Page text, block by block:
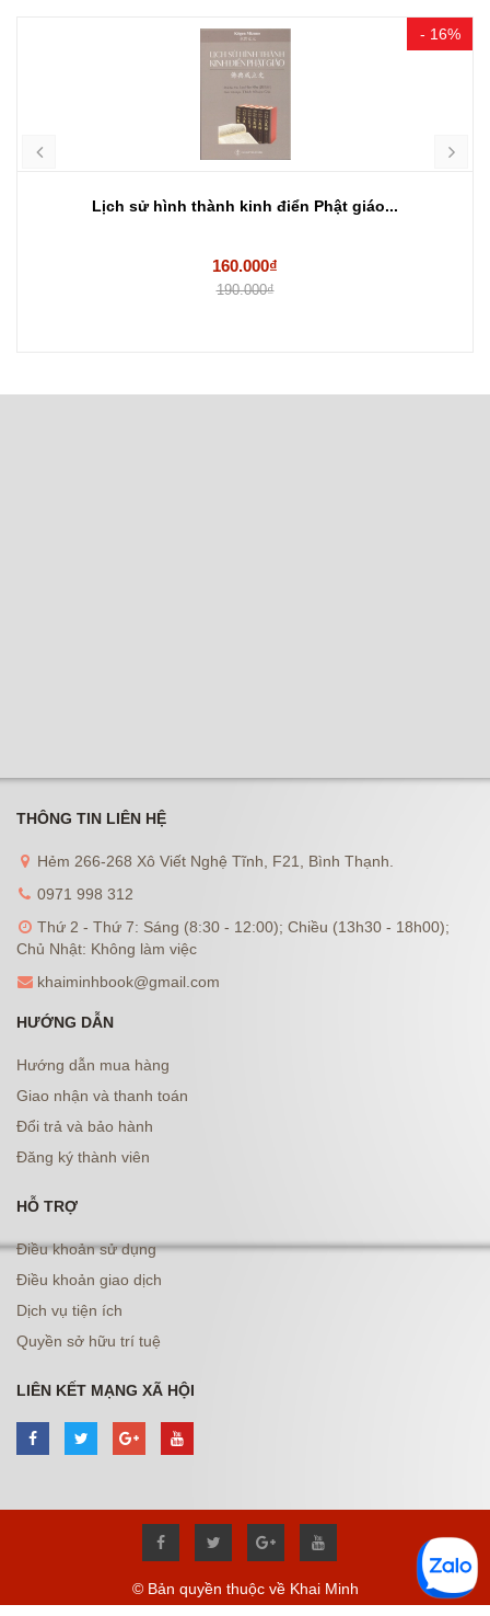
- 16%
Lịch sử hình thành kinh điển Phật giáo...
160.000₫
190.000₫
THÔNG TIN LIÊN HỆ
Hẻm 266-268 Xô Viết Nghệ Tĩnh, F21, Bình Thạnh.
0971 998 312
Thứ 2 - Thứ 7: Sáng (8:30 - 12:00); Chiều (13h30 - 18h00);
Chủ Nhật: Không làm việc
khaiminhbook@gmail.com
HƯỚNG DẪN
Hướng dẫn mua hàng
Giao nhận và thanh toán
Đổi trả và bảo hành
Đăng ký thành viên
HỖ TRỢ
Điều khoản sử dụng
Điều khoản giao dịch
Dịch vụ tiện ích
Quyền sở hữu trí tuệ
LIÊN KẾT MẠNG XÃ HỘI
© Bản quyền thuộc về Khai Minh